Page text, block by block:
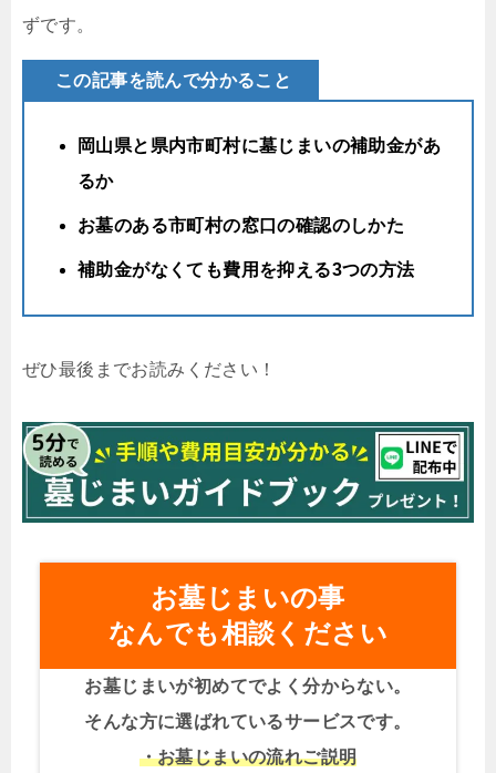
ずです。
この記事を読んで分かること
岡山県と県内市町村に墓じまいの補助金があ
るか
お墓のある市町村の窓口の確認のしかた
補助金がなくても費用を抑える3つの方法
ぜひ最後までお読みください！
お墓じまいの事
なんでも相談ください
お墓じまいが初めてでよく分からない。
そんな方に選ばれているサービスです。
・お墓じまいの流れご説明